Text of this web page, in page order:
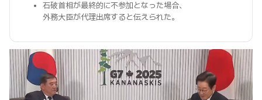
石破首相が最終的に不参加となった場合、
外務大臣が代理出席すると伝えられた。